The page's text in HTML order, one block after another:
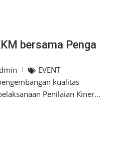
bersama Penga
EVENT
kualitas
Penilaian Kiner…